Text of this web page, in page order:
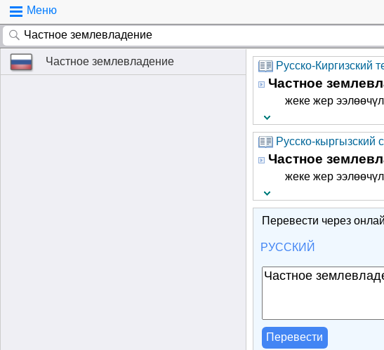
Меню
Частное землевладение Русско-Киргизский
Частное
жеке жер
Русско-кыргызский
Частное
жеке жер
Перевести через
РУССКИЙ
Перевести